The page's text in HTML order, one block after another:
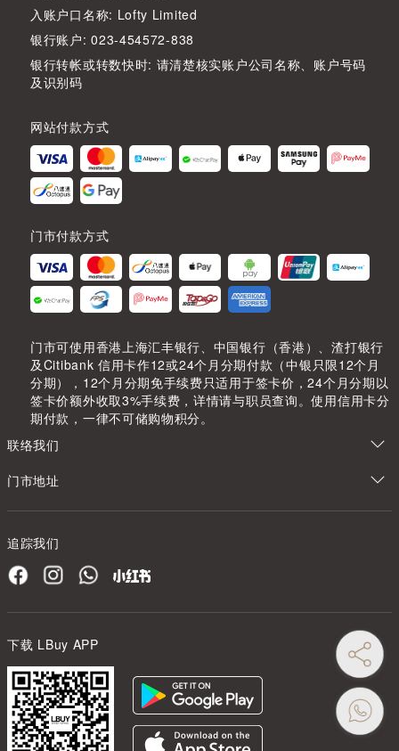
入账户口名称: Lofty Limited
银行账户: 023-454572-838
银行转帐或转数快时: 请清楚核实账户公司名称、账户号码
及识别码
网站付款方式
门市付款方式
门市可使用香港上海汇丰银行、中国银行（香港）、渣打银行
及Citibank 信用卡作12或24个月分期付款（中银只限12个月
分期），12个月分期免手续费只适用于签卡价，24个月分期以
签卡价额外收取3%手续费，详情请与职员查询。使用信用卡分
期付款，一律不可储购物积分。
联络我们
门市地址
追踪我们
下载 LBuy APP